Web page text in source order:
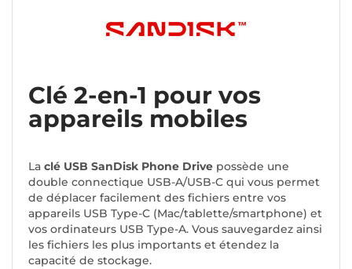
Clé 2-en-1 pour vos
appareils mobiles
La clé USB SanDisk Phone Drive possède une
double connectique USB-A/USB-C qui vous permet
de déplacer facilement des fichiers entre vos
appareils USB Type-C (Mac/tablette/smartphone) et
vos ordinateurs USB Type-A. Vous sauvegardez ainsi
les fichiers les plus importants et étendez la
capacité de stockage.